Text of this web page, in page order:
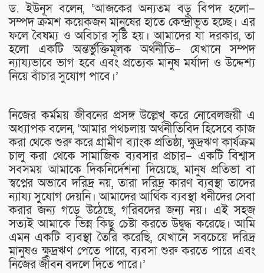
ড. ইউনূস বলেন, ‘আজকের অন্যতম বড় বিপদ হলো–
সম্পদ ক্রমশ কয়েকজন মানুষের হাতে কেন্দ্রীভূত হচ্ছে। এর
ফলে বৈষম্য ও অবিচার সৃষ্টি হয়। আমাদের যা দরকার, তা
হলো একটি অন্তর্ভুক্তিমূলক অর্থনীতি– যেখানে সম্পদ
ন্যায্যভাবে ভাগ হবে এবং প্রত্যেক মানুষ মর্যাদা ও উদ্দেশ্য
নিয়ে বাঁচার সুযোগ পাবে।’
নিজের কর্মময় জীবনের প্রসঙ্গ উল্লেখ করে নোবেলজয়ী এ
অধ্যাপক বলেন, ‘আমার পথচলায় অর্থনীতিবিদ হিসেবে কাজ
করা থেকে শুরু করে গ্রামীণ ব্যাংক প্রতিষ্ঠা, ক্ষুদ্রঋণ কার্যক্রম
চালু করা থেকে সামাজিক ব্যবসার প্রচার– একটি বিশ্বাস
সবসময় আমাকে দিকনির্দেশনা দিয়েছে, মানুষ প্রতিভা বা
স্বপ্নের অভাবে দরিদ্র নয়, তারা দরিদ্র কারণ ব্যবস্থা তাদের
ন্যায্য সুযোগ দেয়নি। আমাদের আর্থিক ব্যবস্থা ধনীদের সেবা
করার জন্য গড়ে উঠেছে, গরিবদের জন্য নয়। এই সহজ
সত্যই আমাকে ভিন্ন কিছু চেষ্টা করতে উদ্বুদ্ধ করেছে। আমি
এমন একটি ব্যবস্থা তৈরি করেছি, যেখানে সবচেয়ে দরিদ্র
মানুষও ক্ষুদ্রঋণ পেতে পারে, ব্যবসা শুরু করতে পারে এবং
নিজের জীবন বদলে দিতে পারে।’